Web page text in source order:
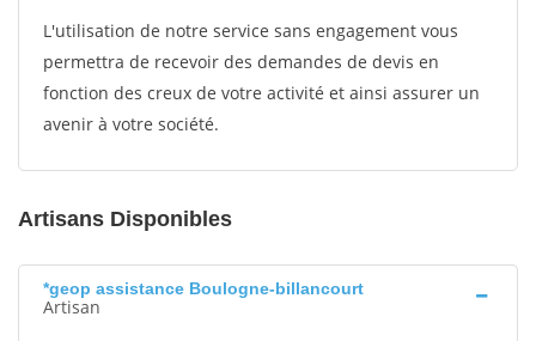
L'utilisation de notre service sans engagement vous
permettra de recevoir des demandes de devis en
fonction des creux de votre activité et ainsi assurer un
avenir à votre société.
Artisans Disponibles
*geop assistance Boulogne-billancourt
Artisan